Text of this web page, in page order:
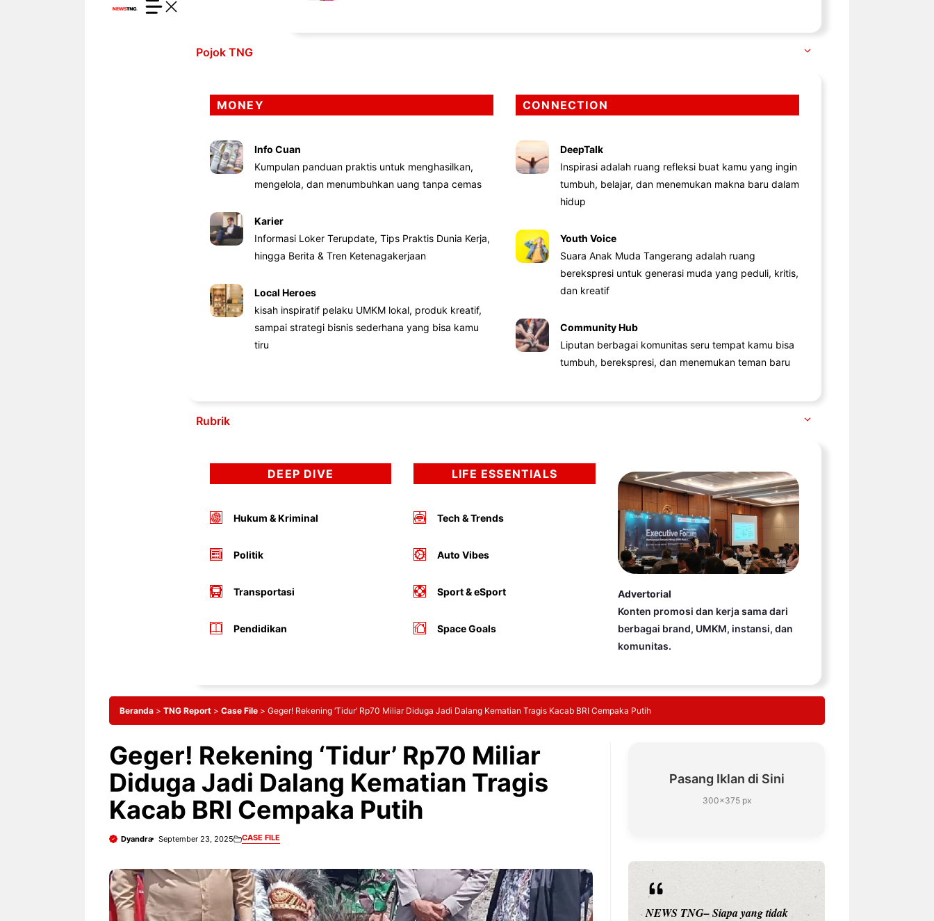
Pojok TNG
MONEY
Info Cuan
Kumpulan panduan praktis untuk menghasilkan,
mengelola, dan menumbuhkan uang tanpa cemas
Karier
Informasi Loker Terupdate, Tips Praktis Dunia Kerja,
hingga Berita & Tren Ketenagakerjaan
Local Heroes
kisah inspiratif pelaku UMKM lokal, produk kreatif,
sampai strategi bisnis sederhana yang bisa kamu
tiru
CONNECTION
DeepTalk
Inspirasi adalah ruang refleksi buat kamu yang ingin
tumbuh, belajar, dan menemukan makna baru dalam
hidup
Youth Voice
Suara Anak Muda Tangerang adalah ruang
berekspresi untuk generasi muda yang peduli, kritis,
dan kreatif
Community Hub
Liputan berbagai komunitas seru tempat kamu bisa
tumbuh, berekspresi, dan menemukan teman baru
Rubrik
DEEP DIVE
Hukum & Kriminal
Politik
Transportasi
Pendidikan
LIFE ESSENTIALS
Tech & Trends
Auto Vibes
Sport & eSport
Space Goals
Advertorial
Konten promosi dan kerja sama dari
berbagai brand, UMKM, instansi, dan
komunitas.
Beranda > TNG Report > Case File > Geger! Rekening ‘Tidur’ Rp70 Miliar Diduga Jadi Dalang Kematian Tragis Kacab BRI Cempaka Putih
Geger! Rekening ‘Tidur’ Rp70 Miliar
Diduga Jadi Dalang Kematian Tragis
Kacab BRI Cempaka Putih
Dyandra September 23, 2025 CASE FILE
Pasang Iklan di Sini
300×375 px
NEWS TNG– Siapa sangka, dua
NEWS TNG– Bandung –
NEWS TNG– Pernah gak sih
NEWS TNG– Siapa yang tidak